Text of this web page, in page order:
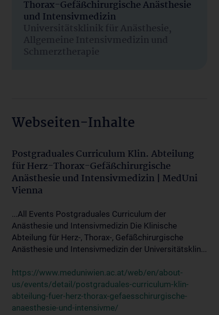
Thorax-Gefäßchirurgische Anästhesie
und Intensivmedizin
Universitätsklinik für Anästhesie,
Allgemeine Intensivmedizin und
Schmerztherapie
Webseiten-Inhalte
Postgraduales Curriculum Klin. Abteilung
für Herz-Thorax-Gefäßchirurgische
Anästhesie und Intensivmedizin | MedUni
Vienna
...All Events Postgraduales Curriculum der
Anästhesie und Intensivmedizin Die Klinische
Abteilung für Herz-, Thorax-, Gefäßchirurgische
Anästhesie und Intensivmedizin der Universitätsklin...
https://www.meduniwien.ac.at/web/en/about-
us/events/detail/postgraduales-curriculum-klin-
abteilung-fuer-herz-thorax-gefaesschirurgische-
anaesthesie-und-intensivme/